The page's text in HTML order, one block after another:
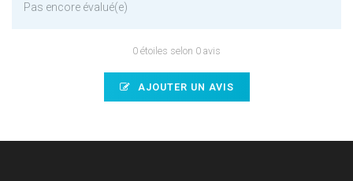
Pas encore évalué(e)
0 étoiles selon 0 avis
AJOUTER UN AVIS